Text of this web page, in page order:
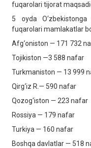
fuqarolari tijorat
5 oyda
fuqarolari mamlakatlar
Afg‘oniston — 171 732
Tojikiston —3 588 nafar
Turkmaniston — 13 999
Qirg‘iz R.— 590 nafar
Qozog‘iston — 223 nafar
Rossiya — 179 nafar
Turkiya — 160 nafar
Boshqa davlatlar — 518